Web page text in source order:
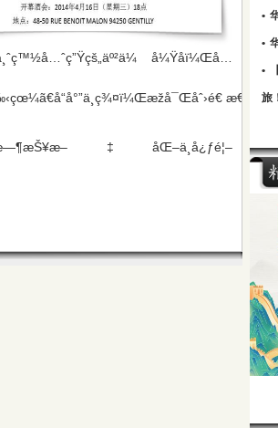
å¼Ÿå­ï¼Œå…
æ€§ã€
•
•
•
旅！